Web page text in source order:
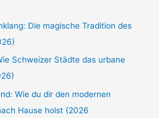
Die magische Tradition des
Schweizer Städte das urbane
Wie du dir den modernen
Hause holst (2026